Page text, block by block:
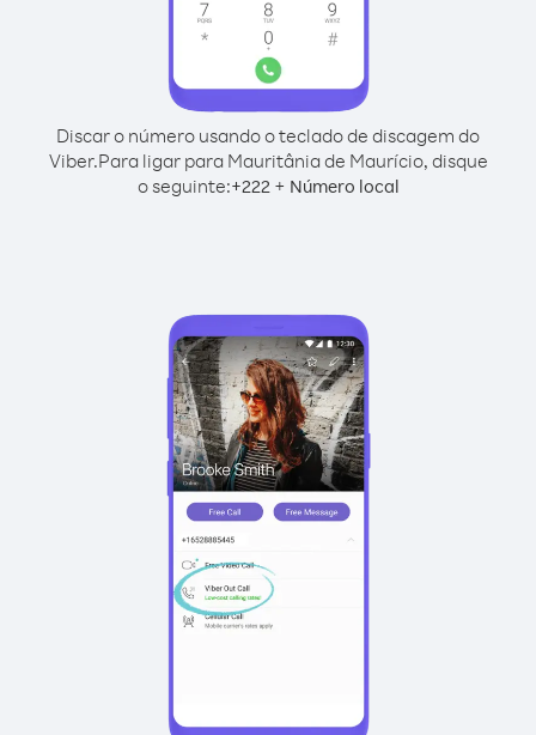
Discar o número usando o teclado de discagem do
Viber.Para ligar para Mauritânia de Maurício, disque
o seguinte:+222+ Número local